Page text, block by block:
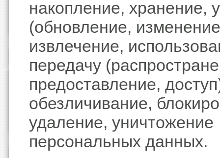
накопление, хранение,
(обновление,
извлечение,
передачу
предоставление,
обезличивание,
удаление, уничтожение
персональных данных.